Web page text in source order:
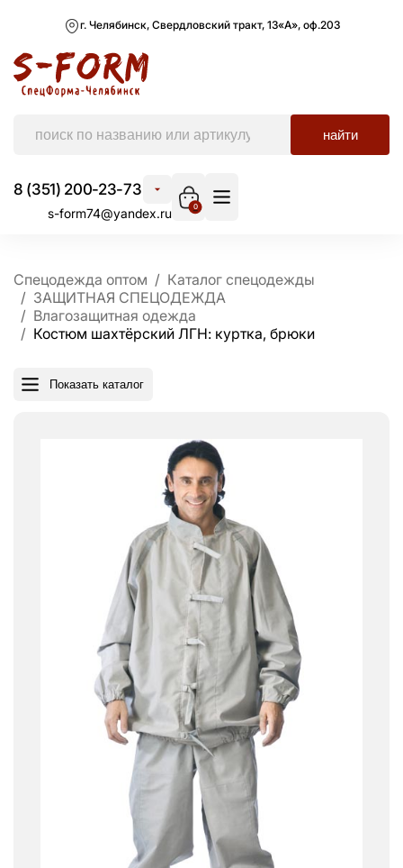
г. Челябинск, Свердловский тракт, 13«А», оф.203
найти
8 (351) 200-23-73
s-form74@yandex.ru 0
Спецодежда оптом
Каталог спецодежды
ЗАЩИТНАЯ СПЕЦОДЕЖДА
Влагозащитная одежда
Костюм шахтёрский ЛГН: куртка, брюки
Показать каталог